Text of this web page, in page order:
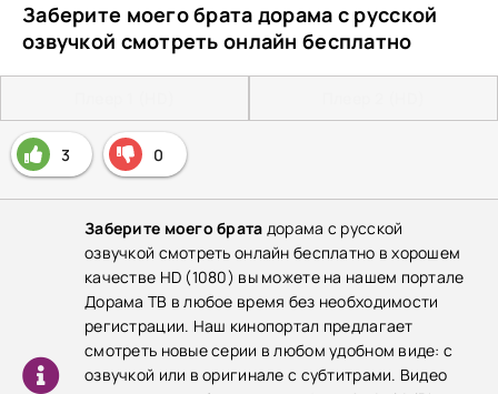
Заберите моего брата дорама с русской
озвучкой смотреть онлайн бесплатно
3 0
Заберите моего брата дорама с русской
озвучкой смотреть онлайн бесплатно в хорошем
качестве HD (1080) вы можете на нашем портале
Дорама ТВ в любое время без необходимости
регистрации. Наш кинопортал предлагает
смотреть новые серии в любом удобном виде: с
озвучкой или в оригинале с субтитрами. Видео